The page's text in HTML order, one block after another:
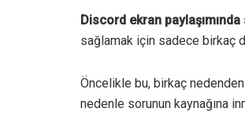
Discord ekran
sağlamak için sadece birkaç
Öncelikle bu, birkaç
nedenle sorunun kaynağına